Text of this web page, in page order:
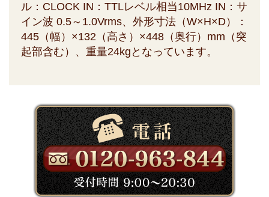
ル：CLOCK IN：TTLレベル相当10MHz IN：サ
イン波 0.5～1.0Vrms、外形寸法（W×H×D）：
445（幅）×132（高さ）×448（奥行）mm（突
起部含む）、重量24kgとなっています。